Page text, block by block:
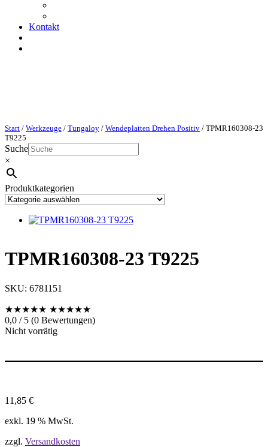
Kontakt
Start / Werkzeuge / Tungaloy / Wendeplatten Drehen Positiv / TPMR160308-23
T9225
Suche
×
Produktkategorien
TPMR160308-23 T9225
SKU: 6781151
★★★★★ ★★★★★
0,0 / 5 (0 Bewertungen)
Nicht vorrätig
11,85 €
exkl. 19 % MwSt.
zzgl. Versandkosten